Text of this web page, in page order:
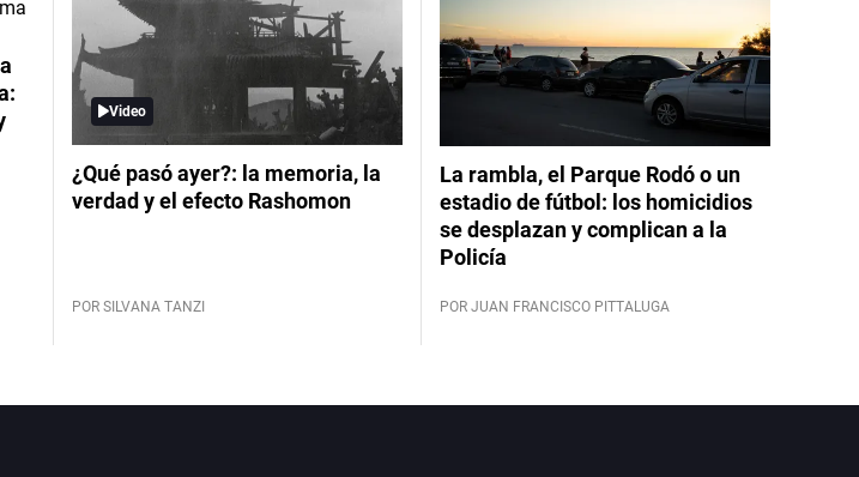
Video
¿Qué pasó ayer?: la memoria, la
verdad y el efecto Rashomon
POR SILVANA TANZI
La rambla, el Parque Rodó o un
estadio de fútbol: los homicidios
se desplazan y complican a la
Policía
POR JUAN FRANCISCO PITTALUGA